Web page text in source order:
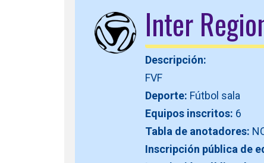
Inter
Descripción:
FVF
Deporte: Fútbol sala
Equipos inscritos: 6
Tabla de anotadores:
Inscripción pública de